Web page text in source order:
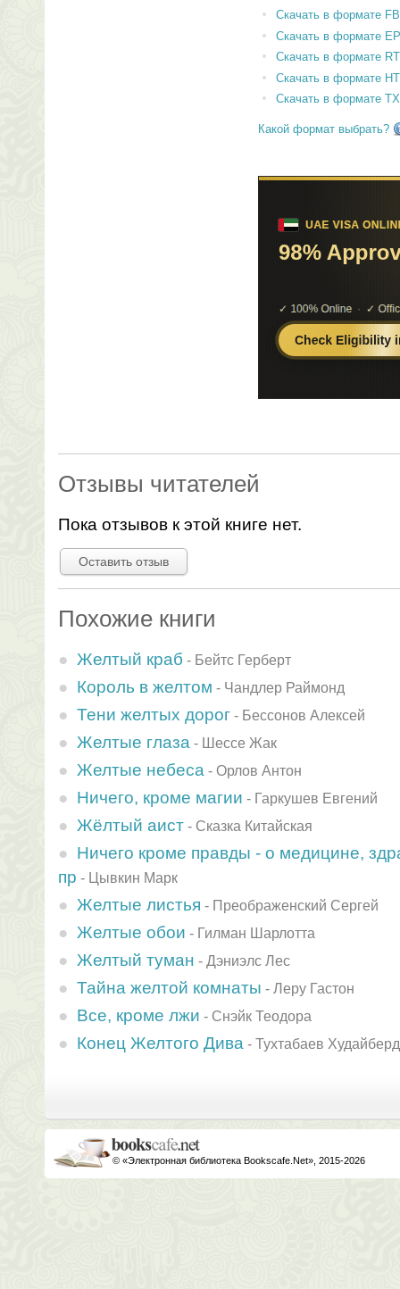
Скачать в формате
Скачать в формате
Скачать в формате
Скачать в формате
Скачать в формате
Какой формат выбрать?
Отзывы читателей
Пока отзывов к этой книге нет.
Оставить отзыв
Похожие книги
Желтый краб - Бейтс Герберт
Король в желтом - Чандлер Раймонд
Тени желтых дорог - Бессонов Алексей
Желтые глаза - Шессе Жак
Желтые небеса - Орлов Антон
Ничего, кроме магии - Гаркушев Евгений
Жёлтый аист - Сказка Китайская
Ничего кроме правды - о медицине,
пр - Цывкин Марк
Желтые листья - Преображенский Сергей
Желтые обои - Гилман Шарлотта
Желтый туман - Дэниэлс Лес
Тайна желтой комнаты - Леру Гастон
Все, кроме лжи - Снэйк Теодора
Конец Желтого Дива - Тухтабаев
© «Электронная библиотека Bookscafe.Net», 2015-2026